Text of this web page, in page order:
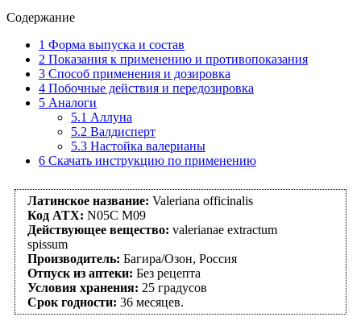
Содержание
1 Форма выпуска и состав
2 Показания к применению и противопоказания
3 Способ применения и дозировка
4 Побочные действия и передозировка
5 Аналоги
5.1 Аллуна
5.2 Валдисперт
5.3 Настойка валерианы
6 Скачать инструкцию по применению
Латинское название: Valeriana officinalis
Код АТХ: N05C M09
Действующее вещество: valerianae ехtractum
spissum
Производитель: Багира/Озон, Россия
Отпуск из аптеки: Без рецепта
Условия хранения: 25 градусов
Срок годности: 36 месяцев.